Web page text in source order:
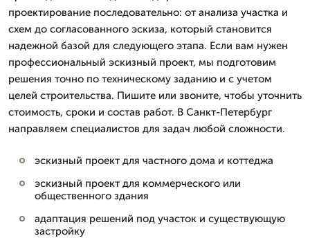
проектирование последовательно: от анализа участка и
схем до согласованного эскиза, который становится
надежной базой для следующего этапа. Если вам нужен
профессиональный эскизный проект, мы подготовим
решения точно по техническому заданию и с учетом
целей строительства. Пишите или звоните, чтобы уточнить
стоимость, сроки и состав работ. В Санкт-Петербург
направляем специалистов для задач любой сложности.
эскизный проект для частного дома и коттеджа
эскизный проект для коммерческого или
общественного здания
адаптация решений под участок и существующую
застройку